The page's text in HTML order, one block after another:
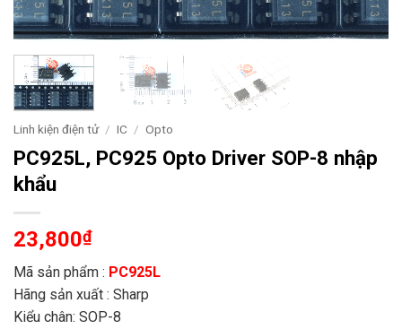
Linh kiện điện tử / IC / Opto
PC925L, PC925 Opto Driver SOP-8 nhập
khẩu
23,800₫
Mã sản phẩm : PC925L
Hãng sản xuất : Sharp
Kiểu chân: SOP-8